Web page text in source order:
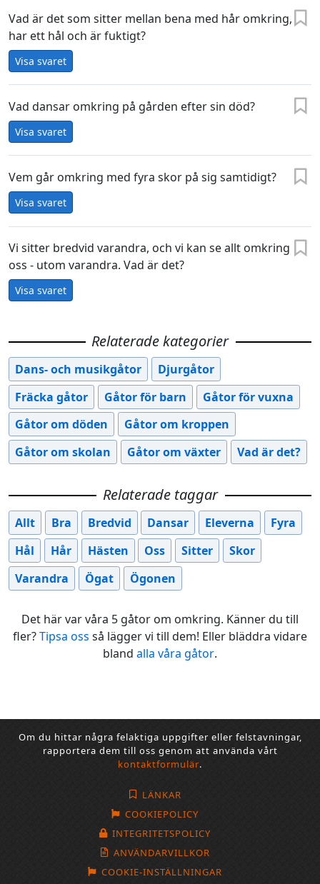
Vad är det som sitter mellan bena med hår omkring,
har ett hål och är fuktigt?
Visa svaret
Vad dansar omkring på gården efter sin död?
Visa svaret
Vem går omkring med fyra skor på sig samtidigt?
Visa svaret
Vi sitter bredvid varandra, och vi kan se allt omkring
oss - utom varandra. Vad är det?
Visa svaret
Relaterade kategorier
Dans- och musikgåtor
Djurgåtor
Fräcka gåtor
Gåtor för barn
Gåtor för vuxna
Gåtor om döden
Gåtor om kroppen
Gåtor om skolan
Gåtor om växter Vad är det?
Relaterade taggar
Allt Bra Bredvid Dansar Eleverna
Fyra
Hål
Hår Hästen Oss Sitter
Skor
Varandra
Ögat Ögonen
Det här var våra 5 gåtor om omkring. Känner du till
fler?Tipsa oss så lägger vi till dem! Eller bläddra vidare
bland alla våra gåtor.
Om du hittar några felaktiga uppgifter eller felstavningar,
rapportera dem till oss genom att använda vårt
kontaktformulär.
LÄNKAR
COOKIEPOLICY
INTEGRITETSPOLICY
ANVÄNDARVILLKOR
COOKIE-INSTÄLLNINGAR